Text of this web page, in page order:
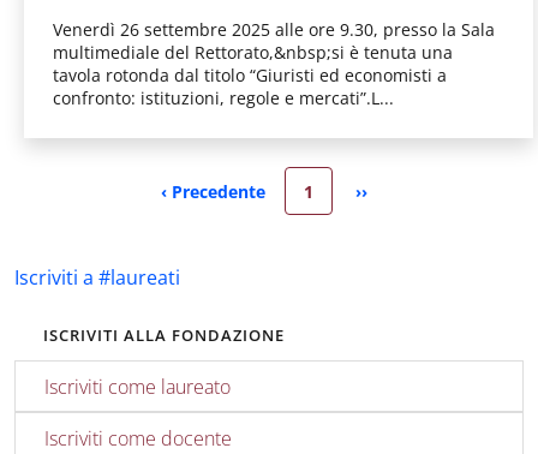
Venerdì 26 settembre 2025 alle ore 9.30, presso la Sala
multimediale del Rettorato,&nbsp;si è tenuta una
tavola rotonda dal titolo “Giuristi ed economisti a
confronto: istituzioni, regole e mercati”.L...
Pagina precedente
‹ Precedente Pagina attuale
1 Pagina successiva
››
Iscriviti a #laureati
ISCRIVITI ALLA FONDAZIONE
Iscriviti come laureato
Iscriviti come docente